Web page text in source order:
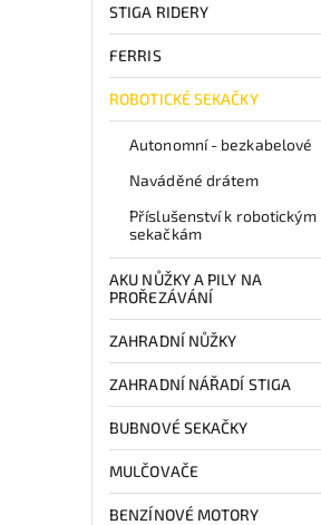
STIGA RIDERY
FERRIS
ROBOTICKÉ SEKAČKY
Autonomní - bezkabelové
Naváděné drátem
Příslušenství k robotickým
sekačkám
AKU NŮŽKY A PILY NA
PROŘEZÁVÁNÍ
ZAHRADNÍ NŮŽKY
ZAHRADNÍ NÁŘADÍ STIGA
BUBNOVÉ SEKAČKY
MULČOVAČE
BENZÍNOVÉ MOTORY